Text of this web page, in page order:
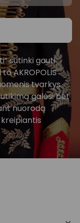
sutinki gauti
AKROPOLIS
tvarkys
galėsi bet
nuorodą